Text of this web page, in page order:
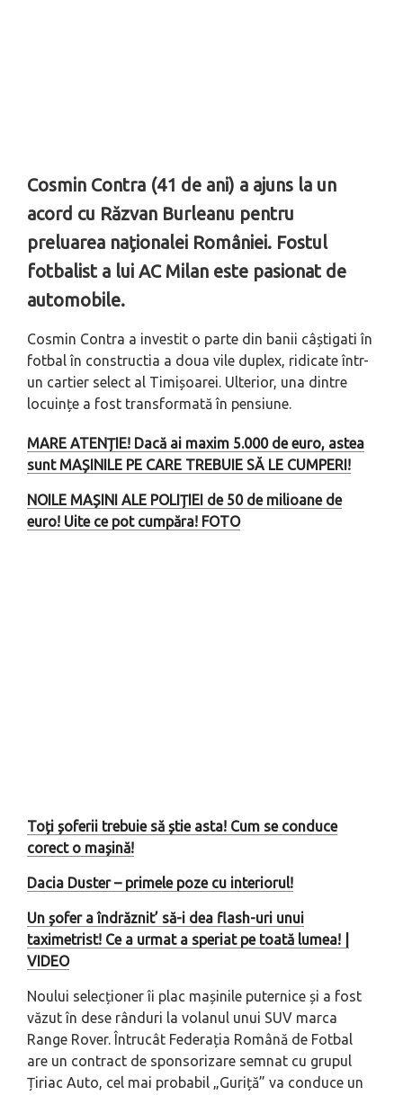
Cosmin Contra (41 de ani) a ajuns la un
acord cu Răzvan Burleanu pentru
preluarea naţionalei României. Fostul
fotbalist a lui AC Milan este pasionat de
automobile.
Cosmin Contra a investit o parte din banii câștigati în
fotbal în constructia a doua vile duplex, ridicate într-
un cartier select al Timișoarei. Ulterior, una dintre
locuințe a fost transformată în pensiune.
MARE ATENȚIE! Dacă ai maxim 5.000 de euro, astea
sunt MAȘINILE PE CARE TREBUIE SĂ LE CUMPERI!
NOILE MAȘINI ALE POLIȚIEI de 50 de milioane de
euro! Uite ce pot cumpăra! FOTO
Toți șoferii trebuie să știe asta! Cum se conduce
corect o mașină!
Dacia Duster – primele poze cu interiorul!
Un șofer a îndrăznit’ să-i dea flash-uri unui
taximetrist! Ce a urmat a speriat pe toată lumea! |
VIDEO
Noului selecționer îi plac mașinile puternice și a fost
văzut în dese rânduri la volanul unui SUV marca
Range Rover. Întrucât Federația Română de Fotbal
are un contract de sponsorizare semnat cu grupul
Țiriac Auto, cel mai probabil „Guriță” va conduce un